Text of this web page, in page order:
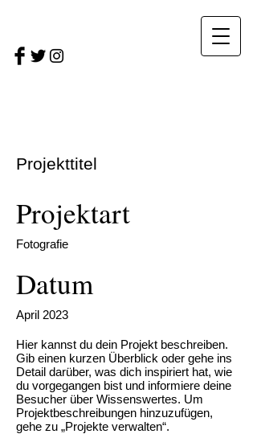
Projekttitel
Projektart
Fotografie
Datum
April 2023
Hier kannst du dein Projekt beschreiben.
Gib einen kurzen Überblick oder gehe ins
Detail darüber, was dich inspiriert hat, wie
du vorgegangen bist und informiere deine
Besucher über Wissenswertes. Um
Projektbeschreibungen hinzuzufügen,
gehe zu „Projekte verwalten“.